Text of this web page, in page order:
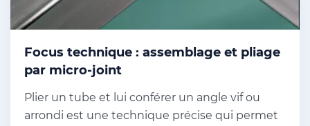
Focus technique : assemblage et pliage
par micro-joint
Plier un tube et lui conférer un angle vif ou
arrondi est une technique précise qui permet